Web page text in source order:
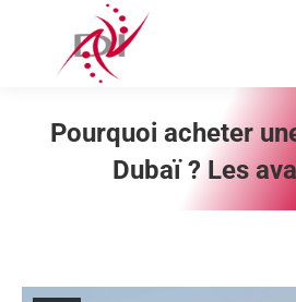
Pourquoi acheter
Dubaï ? Les